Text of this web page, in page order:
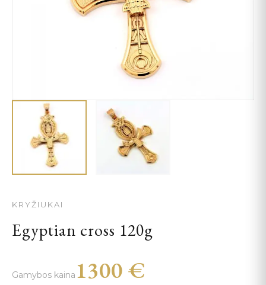
KRYŽIUKAI
Egyptian cross 120g
Gamybos kaina 1300 €